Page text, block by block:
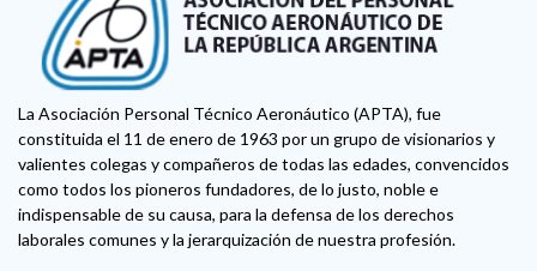
La Asociación Personal Técnico Aeronáutico (APTA), fue
constituida el 11 de enero de 1963 por un grupo de visionarios y
valientes colegas y compañeros de todas las edades, convencidos
como todos los pioneros fundadores, de lo justo, noble e
indispensable de su causa, para la defensa de los derechos
laborales comunes y la jerarquización de nuestra profesión.